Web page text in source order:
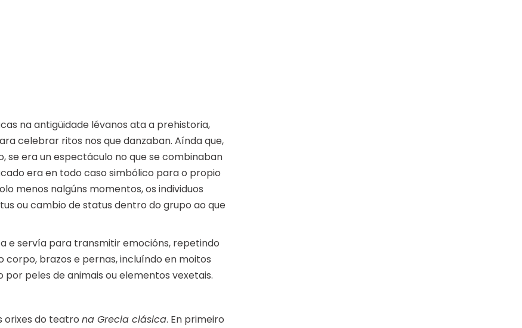
na antigüidade lévanos ata a prehistoria,
celebrar ritos nos que danzaban. Aínda que,
era un espectáculo no que se combinaban
era en todo caso simbólico para o propio
menos nalgúns momentos, os individuos
ou cambio de status dentro do grupo ao que
e servía para transmitir emocións, repetindo
corpo, brazos e pernas, incluíndo en moitos
peles de animais ou elementos vexetais.
orixes do teatro na Grecia clásica. En primeiro